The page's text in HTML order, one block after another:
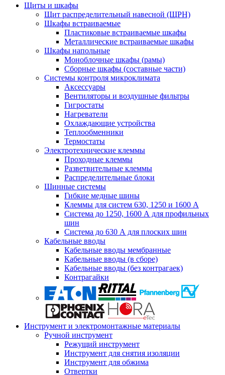
Щиты и шкафы
Щит распределительный навесной (ЩРН)
Шкафы встраиваемые
Пластиковые встраиваемые шкафы
Металлические встраиваемые шкафы
Шкафы напольные
Моноблочные шкафы (рамы)
Сборные шкафы (составные части)
Системы контроля микроклимата
Аксессуары
Вентиляторы и воздушные фильтры
Гигростаты
Нагреватели
Охлаждающие устройства
Теплообменники
Термостаты
Электротехнические клеммы
Проходные клеммы
Разветвительные клеммы
Распределительные блоки
Шинные системы
Гибкие медные шины
Клеммы для систем 630, 1250 и 1600 А
Система до 1250, 1600 А для профильных
шин
Система до 630 А для плоских шин
Кабельные вводы
Кабельные вводы мембранные
Кабельные вводы (в сборе)
Кабельные вводы (без контрагаек)
Контрагайки
Инструмент и электромонтажные материалы
Ручной инструмент
Режущий инструмент
Инструмент для снятия изоляции
Инструмент для обжима
Отвертки